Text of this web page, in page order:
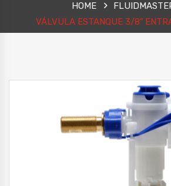
HOME
VÁLVULA ESTANQUE 3/8″